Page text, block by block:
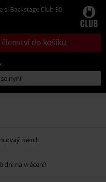
Backstage Club 30
do košíku
nyní
merch
dní na vrácení!